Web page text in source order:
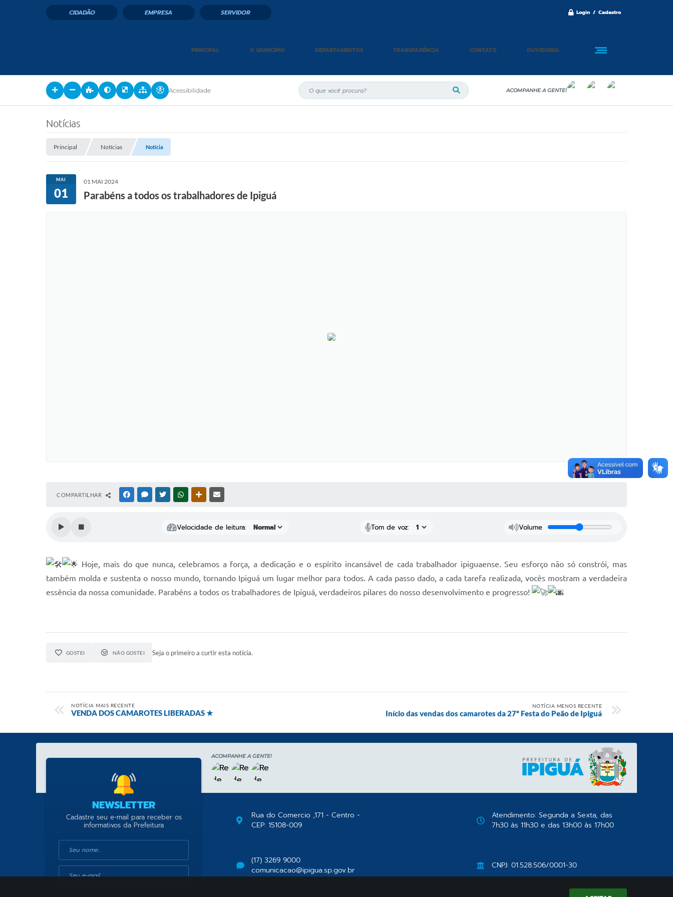
Login / Cadastro
CIDADÃO EMPRESA SERVIDOR
PRINCIPAL O MUNICÍPIO DEPARTAMENTOS TRANSPARÊNCIA CONTATO OUVIDORIA
Acessibilidade ACOMPANHE A GENTE!
Notícias
Principal Notícias Notícia
MAI
01
01 MAI 2024
Parabéns a todos os trabalhadores de Ipiguá
COMPARTILHAR FACEBOOKMESSENGER
TWITTERWHATSAPPOUTRAS MÍDIAS
Velocidade de leitura: Tom de voz: Volume
Hoje, mais do que nunca, celebramos a força, a dedicação e o espírito incansável de cada trabalhador ipiguaense. Seu esforço não só constrói, mas
também molda e sustenta o nosso mundo, tornando Ipiguá um lugar melhor para todos. A cada passo dado, a cada tarefa realizada, vocês mostram a verdadeira
essência da nossa comunidade. Parabéns a todos os trabalhadores de Ipiguá, verdadeiros pilares do nosso desenvolvimento e progresso!
GOSTEI NÃO GOSTEI Seja o primeiro a curtir esta notícia.
NOTÍCIA MAIS RECENTE
VENDA DOS CAMAROTES LIBERADAS ★
NOTÍCIA MENOS RECENTE
Início das vendas dos camarotes da 27º Festa do Peão de Ipiguá
ACOMPANHE A GENTE!
NEWSLETTER
Cadastre seu e-mail para receber os
informativos da Prefeitura
Rua do Comercio ,171 - Centro -
CEP: 15108-009
Atendimento: Segunda a Sexta, das
7h30 às 11h30 e das 13h00 às 17h00
(17) 3269 9000
comunicacao@ipigua.sp.gov.br
CNPJ: 01.528.506/0001-30